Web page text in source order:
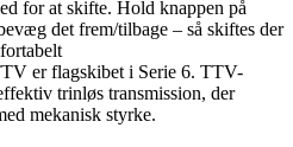
for at skifte. Hold knappen på
det frem/tilbage – så skiftes der
er flagskibet i Serie 6. TTV-
trinløs transmission, der
mekanisk styrke.